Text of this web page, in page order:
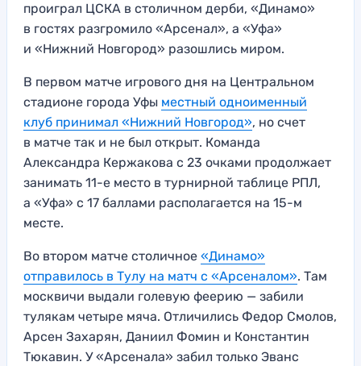
проиграл ЦСКА в столичном дерби, «Динамо»
в гостях разгромило «Арсенал», а «Уфа»
и «Нижний Новгород» разошлись миром.
В первом матче игрового дня на Центральном
стадионе города Уфы местный одноименный
клуб принимал «Нижний Новгород», но счет
в матче так и не был открыт. Команда
Александра Кержакова с 23 очками продолжает
занимать 11-е место в турнирной таблице РПЛ,
а «Уфа» с 17 баллами располагается на 15-м
месте.
Во втором матче столичное «Динамо»
отправилось в Тулу на матч с «Арсеналом». Там
москвичи выдали голевую феерию — забили
тулякам четыре мяча. Отличились Федор Смолов,
Арсен Захарян, Даниил Фомин и Константин
Тюкавин. У «Арсенала» забил только Эванс